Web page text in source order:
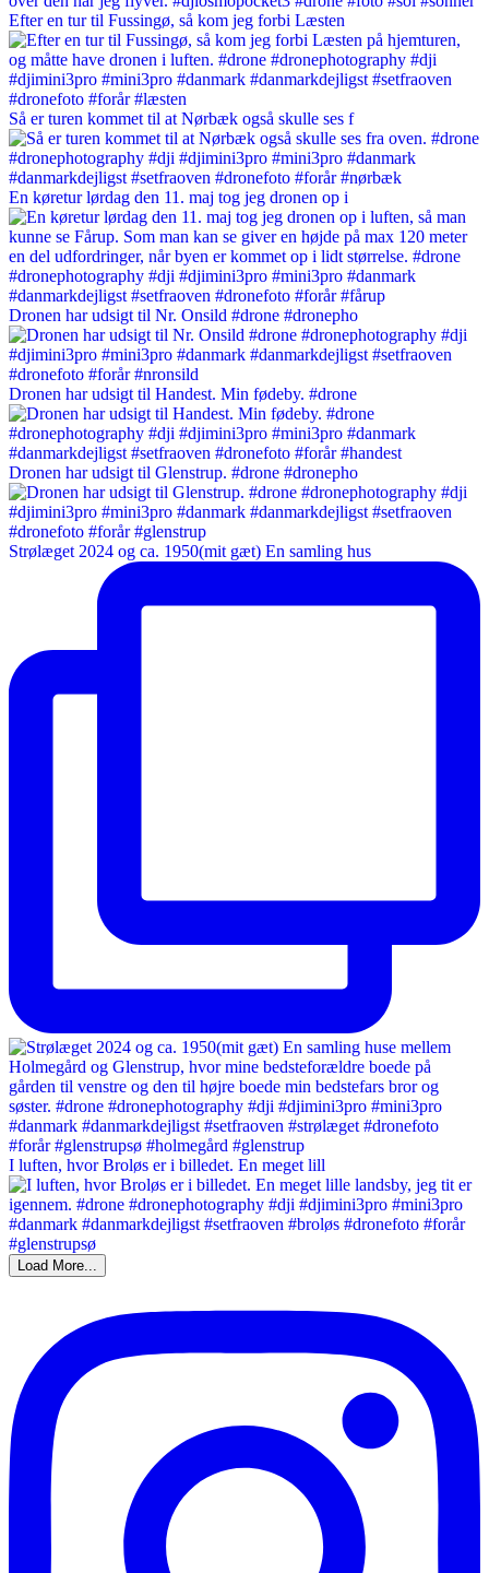
Efter en tur til Fussingø, så kom jeg forbi Læsten
Så er turen kommet til at Nørbæk også skulle ses f
En køretur lørdag den 11. maj tog jeg dronen op i
Dronen har udsigt til Nr. Onsild #drone #dronepho
Dronen har udsigt til Handest. Min fødeby. #drone
Dronen har udsigt til Glenstrup. #drone #dronepho
Strølæget 2024 og ca. 1950(mit gæt) En samling hus
I luften, hvor Broløs er i billedet. En meget lill
Load More...